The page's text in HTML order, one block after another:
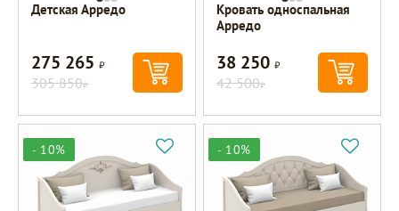
Детская Арредо
275 265Р
305 850Р
Кровать односпальная
Арредо
38 250Р
42 500Р
- 10% - 10%